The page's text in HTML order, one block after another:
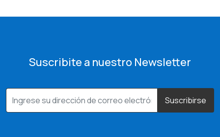
Suscribite a nuestro Newsletter
Suscribirse